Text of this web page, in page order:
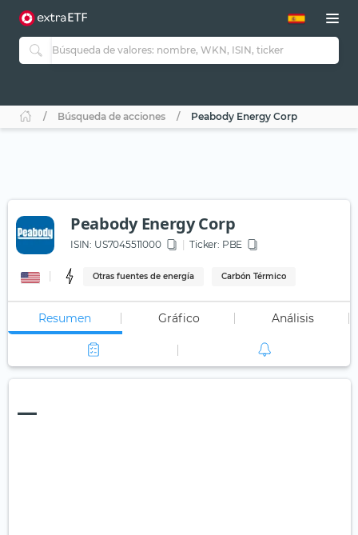
Búsqueda de acciones Peabody Energy Corp
Peabody Energy Corp
ISIN: US7045511000 Ticker: PBE
Otras fuentes de energía Carbón Térmico
Resumen Gráfico Análisis
—